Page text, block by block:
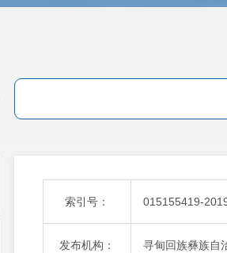
索引号： 015155419-
发布机构： 寻甸回族彝族自